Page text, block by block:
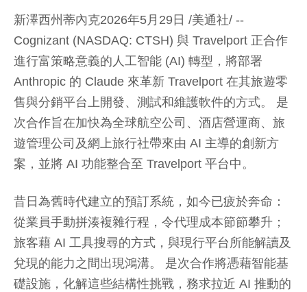
新澤西州蒂內克2026年5月29日 /美通社/ --
Cognizant (NASDAQ: CTSH) 與 Travelport 正合作
進行富策略意義的人工智能 (AI) 轉型，將部署
Anthropic 的 Claude 來革新 Travelport 在其旅遊零
售與分銷平台上開發、測試和維護軟件的方式。 是
次合作旨在加快為全球航空公司、酒店營運商、旅
遊管理公司及網上旅行社帶來由 AI 主導的創新方
案，並將 AI 功能整合至 Travelport 平台中。
昔日為舊時代建立的預訂系統，如今已疲於奔命：
從業員手動拼湊複雜行程，令代理成本節節攀升；
旅客藉 AI 工具搜尋的方式，與現行平台所能解讀及
兌現的能力之間出現鴻溝。 是次合作將憑藉智能基
礎設施，化解這些結構性挑戰，務求拉近 AI 推動的